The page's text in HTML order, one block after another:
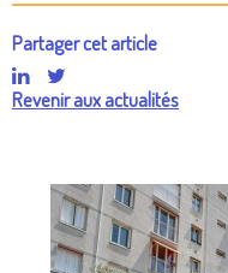
Partager cet article
Revenir aux actualités